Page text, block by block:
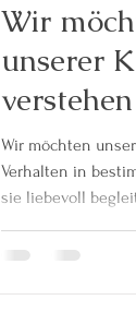
Wir
unserer
verstehen
Wir möchten
Verhalten in
sie liebevoll